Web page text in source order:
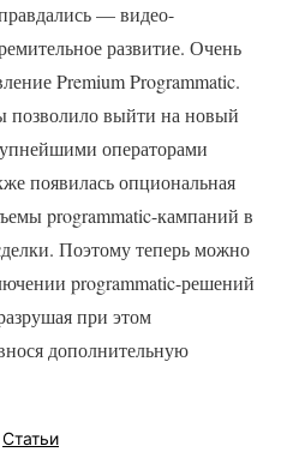
— видео-
развитие. Очень
Premium Programmatic.
позволило выйти на новый
операторами
появилась опциональная
programmatic-кампаний в
Поэтому теперь можно
programmatic-решений
при этом
дополнительную
Статьи